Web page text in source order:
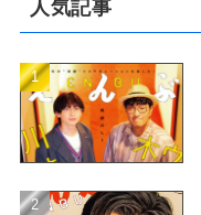
人気記事